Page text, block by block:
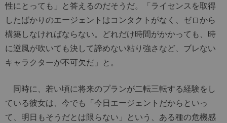
性にとっても」と答えるのだそうだ。「ライセンスを取得
したばかりのエージェントはコンタクトがなく、ゼロから
構築しなければならない。どれだけ時間がかかっても、時
に逆風が吹いても決して諦めない粘り強さなど、ブレない
キャラクターが不可欠だ」と。
同時に、若い頃に将来のプランが二転三転する経験をし
ている彼女は、今でも「今日エージェントだからといっ
て、明日もそうだとは限らない」という、ある種の危機感